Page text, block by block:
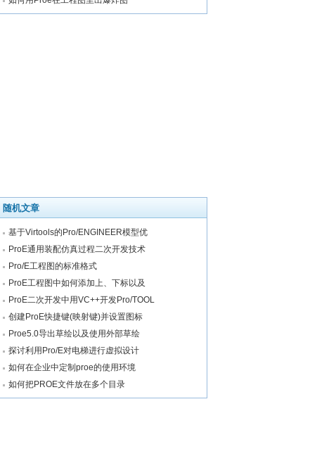
随机文章
基于Virtools的Pro/ENGINEER模型优
ProE通用装配仿真过程二次开发技术
Pro/E工程图的标准格式
ProE工程图中如何添加上、下标以及
ProE二次开发中用VC++开发Pro/TOOL
创建ProE快捷键(映射键)并设置图标
Proe5.0导出草绘以及使用外部草绘
探讨利用Pro/E对电梯进行虚拟设计
如何在企业中定制proe的使用环境
如何把PROE文件放在多个目录